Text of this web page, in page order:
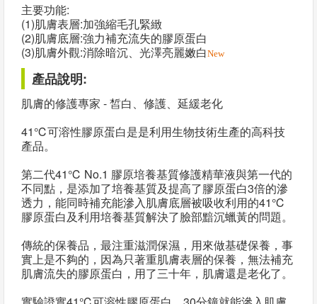
主要功能:
(1)肌膚表層:加強縮毛孔緊緻
(2)肌膚底層:強力補充流失的膠原蛋白
(3)肌膚外觀:消除暗沉、光澤亮麗嫩白New
產品說明:
肌膚的修護專家 - 皙白、修護、延緩老化
41℃可溶性膠原蛋白是是利用生物技術生產的高科技
產品。
第二代41℃ No.1 膠原培養基質修護精華液與第一代的
不同點，是添加了培養基質及提高了膠原蛋白3倍的滲
透力，能同時補充能滲入肌膚底層被吸收利用的41℃
膠原蛋白及利用培養基質解決了臉部黯沉蠟黃的問題。
傳統的保養品，最注重滋潤保濕，用來做基礎保養，事
實上是不夠的，因為只著重肌膚表層的保養，無法補充
肌膚流失的膠原蛋白，用了三十年，肌膚還是老化了。